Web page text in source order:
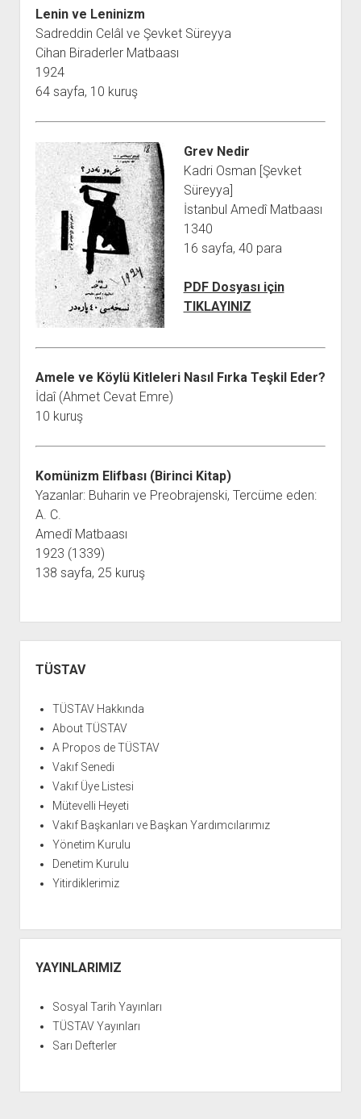
Lenin ve Leninizm
Sadreddin Celâl ve Şevket Süreyya
Cihan Biraderler Matbaası
1924
64 sayfa, 10 kuruş
Grev Nedir
Kadri Osman [Şevket
Süreyya]
İstanbul Amedî Matbaası
1340
16 sayfa, 40 para
PDF Dosyası için
TIKLAYINIZ
Amele ve Köylü Kitleleri Nasıl Fırka Teşkil Eder?
İdaî (Ahmet Cevat Emre)
10 kuruş
Komünizm Elifbası (Birinci Kitap)
Yazanlar: Buharin ve Preobrajenski, Tercüme eden:
A. C.
Amedî Matbaası
1923 (1339)
138 sayfa, 25 kuruş
Menü
TÜSTAV
TÜSTAV Hakkında
About TÜSTAV
A Propos de TÜSTAV
Vakıf Senedi
Vakıf Üye Listesi
Mütevelli Heyeti
Vakıf Başkanları ve Başkan Yardımcılarımız
Yönetim Kurulu
Denetim Kurulu
Yitirdiklerimiz
YAYINLARIMIZ
Sosyal Tarih Yayınları
TÜSTAV Yayınları
Sarı Defterler